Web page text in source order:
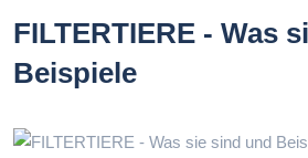
FILTERTIERE - Was
Beispiele